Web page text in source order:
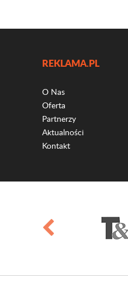
REKLAMA.PL
O Nas
Oferta
Partnerzy
Aktualności
Kontakt